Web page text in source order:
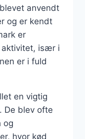
anvendt
og er kendt
er
aktivitet, især i
er i fuld
en vigtig
De blev ofte
og
hvor kød